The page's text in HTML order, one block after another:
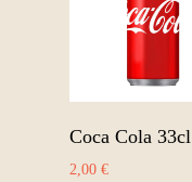
Coca Cola 33cl
2,00 €